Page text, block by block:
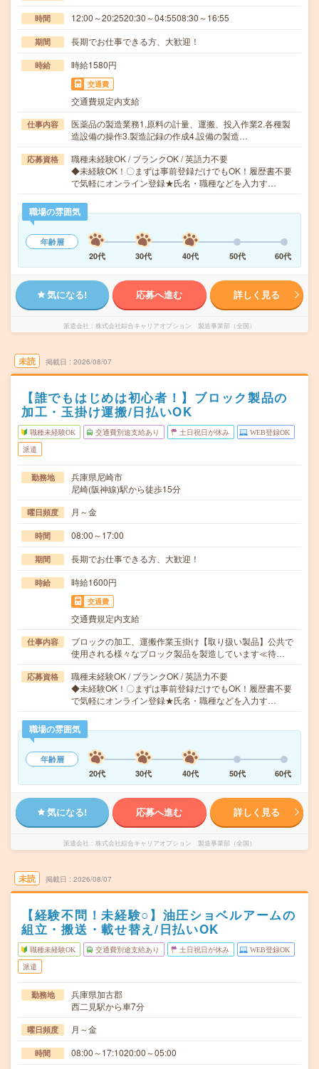
時間 12:00～20:2520:30～04:5508:30～16:55
期間 長期でお仕事できる方、大歓迎！
時給 時給1580円
交通費
交通費規定内支給
仕事内容
医薬品の製造業務1.原料の計量、運搬、投入作業2.各種製
造設備の操作3.製造記録の作成4.設備の製造…
応募資格
職種未経験OK / ブランクOK / 英語力不要
◆未経験OK！〇まずは事前登録だけでもOK！履歴書不要
で気軽にオンライン登録★氏名・職種などを入力す…
職場の雰囲気
年齢層
20代
30代 40代 50代 60代
気になる! 応募へ進む 詳しく見る
派遣会社 株式会社綜合キャリアオプション 製造事業部（全国）
未読 掲載日 2026/08/07
【誰でもはじめは初心者！】ブロック製品の
加工・玉掛け運搬/日払いOK
職種未経験OK 交通費別途支給あり 土日祝日が休み WEB登録OK
派遣
勤務地
兵庫県尼崎市
尼崎(阪神線)駅から徒歩15分
曜日頻度 月～金
時間 08:00～17:00
期間 長期でお仕事できる方、大歓迎！
時給 時給1600円
交通費
交通費規定内支給
仕事内容
ブロックの加工、運搬作業玉掛け【取り扱い製品】公共で
使用される様々なブロック製品を製造しています≪待…
応募資格
職種未経験OK / ブランクOK / 英語力不要
◆未経験OK！〇まずは事前登録だけでもOK！履歴書不要
で気軽にオンライン登録★氏名・職種などを入力す…
職場の雰囲気
年齢層
20代
30代 40代 50代 60代
気になる! 応募へ進む 詳しく見る
派遣会社 株式会社綜合キャリアオプション 製造事業部（全国）
未読 掲載日 2026/08/07
【経験不問！未経験○】油圧ショベルアームの
組立・搬送・載せ替え/日払いOK
職種未経験OK 交通費別途支給あり 土日祝日が休み WEB登録OK
派遣
勤務地
兵庫県加古郡
西二見駅から車7分
曜日頻度 月～金
時間 08:00～17:1020:00～05:00